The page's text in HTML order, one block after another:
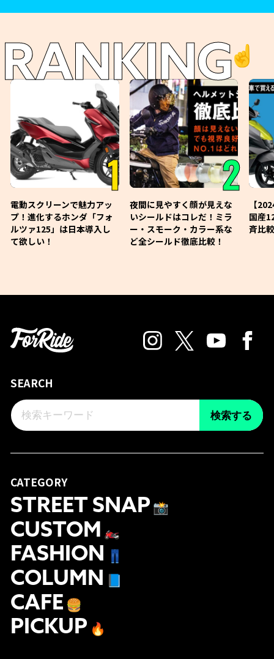
RANKING☝️
1
電動スクリーンで魅力アッ
プ！進化するホンダ「フォ
ルツァ125」は日本導入し
て欲しい！
2
夜間に見やすく顔が見えな
いシールドはコレだ！ミラ
ー・スモーク・カラー系な
ど全シールド徹底比較！
【
国産
斉比
SEARCH
検索する
CATEGORY
STREET SNAP 📸
CUSTOM 🏍
FASHION 👖
COLUMN
CAFE 🍔
PICKUP 🔥